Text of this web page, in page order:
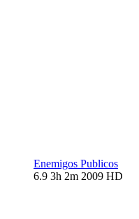
Enemigos Publicos
6.9 3h 2m 2009 HD